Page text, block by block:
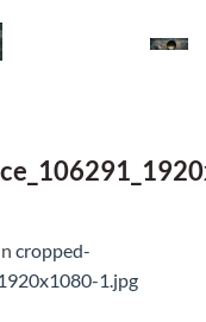
cropped-
1.jpg